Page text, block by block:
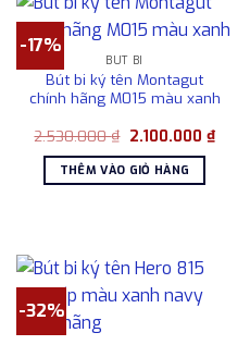
-17%
BÚT BI
Bút bi ký tên Montagut
chính hãng M015 màu xanh
2.530.000₫ Giá
là:
2.530.000 ₫.
2.100.000 ₫Giá
hiện
THÊM VÀO GIỎ HÀNG
-32%